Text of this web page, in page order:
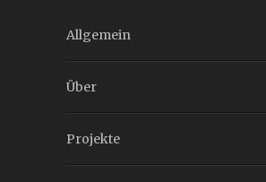
Allgemein
Über
Projekte